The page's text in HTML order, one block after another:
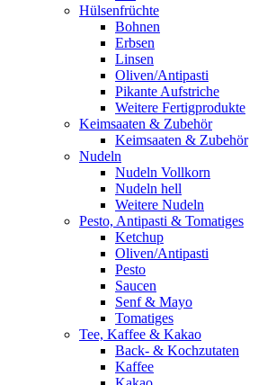
Hülsenfrüchte
Bohnen
Erbsen
Linsen
Oliven/Antipasti
Pikante Aufstriche
Weitere Fertigprodukte
Keimsaaten & Zubehör
Keimsaaten & Zubehör
Nudeln
Nudeln Vollkorn
Nudeln hell
Weitere Nudeln
Pesto, Antipasti & Tomatiges
Ketchup
Oliven/Antipasti
Pesto
Saucen
Senf & Mayo
Tomatiges
Tee, Kaffee & Kakao
Back- & Kochzutaten
Kaffee